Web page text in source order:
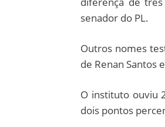
senador do PL.
Outros nomes
de Renan Santos
O instituto ouviu
dois pontos